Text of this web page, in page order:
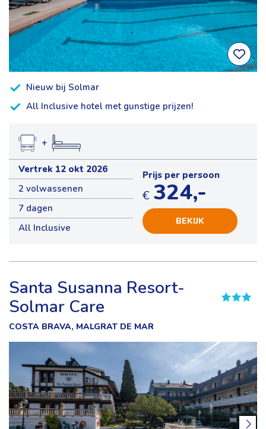
Nieuw bij Solmar
All Inclusive hotel met gunstige prijzen!
+
Vertrek 12 okt 2026
2 volwassenen
7 dagen
All Inclusive
Prijs per persoon
€ 324,-
BEKIJK
Santa Susanna Resort-
Solmar Care
COSTA BRAVA, MALGRAT DE MAR